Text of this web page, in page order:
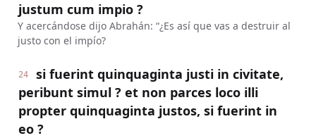
justum cum impio ?
Y acercándose dijo Abrahán: “¿Es así que vas a destruir al
justo con el impío?
24
si fuerint quinquaginta justi in civitate,
peribunt simul ? et non parces loco illi
propter quinquaginta justos, si fuerint in
eo ?